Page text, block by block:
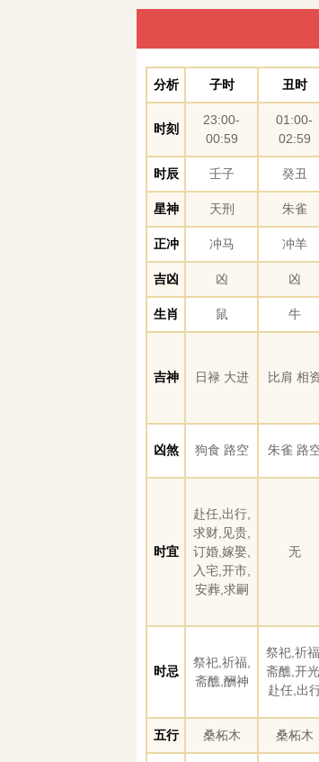
分析 子时 丑时
时刻
23:00-
00:59
01:00-
02:59
时辰 壬子 癸丑
星神 天刑 朱雀
正冲 冲马 冲羊
吉凶 凶 凶
生肖 鼠 牛
吉神 日禄 大进 比肩 相
凶煞 狗食 路空 朱雀 路
时宜
赴任,出行,
求财,见贵,
订婚,嫁娶,
入宅,开市,
安葬,求嗣
无
时忌
祭祀,祈福,
斋醮,酬神
祭祀,祈福,
斋醮,开光,
赴任,出
五行 桑柘木 桑柘木